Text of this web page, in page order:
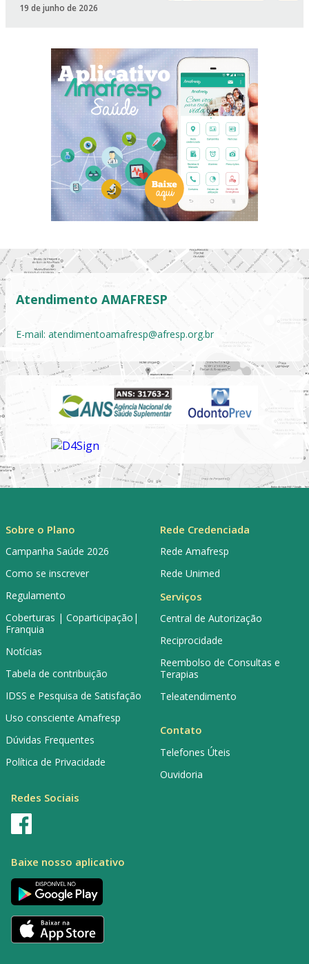
19 de junho de 2026
Atendimento AMAFRESP
E-mail: atendimentoamafresp@afresp.org.br
Sobre o Plano
Campanha Saúde 2026
Como se inscrever
Regulamento
Coberturas | Coparticipação|
Franquia
Notícias
Tabela de contribuição
IDSS e Pesquisa de Satisfação
Uso consciente Amafresp
Dúvidas Frequentes
Política de Privacidade
Rede Credenciada
Rede Amafresp
Rede Unimed
Serviços
Central de Autorização
Reciprocidade
Reembolso de Consultas e
Terapias
Teleatendimento
Contato
Telefones Úteis
Ouvidoria
Redes Sociais
Baixe nosso aplicativo